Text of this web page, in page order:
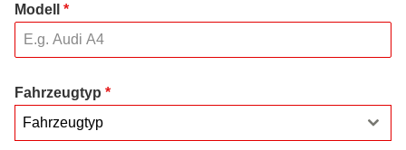
Modell *
Fahrzeugtyp *
Fahrzeugtyp